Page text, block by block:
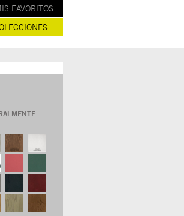
FAVORITOS